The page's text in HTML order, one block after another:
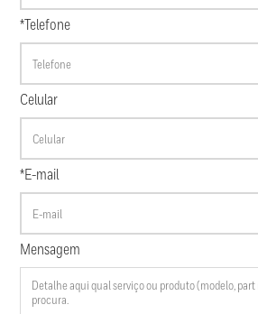
*Telefone
Celular
*E-mail
Mensagem